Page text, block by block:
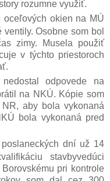
rozumne využiť.
oceľových okien na MÚ
Osobne som bol
zimy. Musela použiť
v týchto priestoroch
odpovede na
na NKÚ. Kópie som
aby bola vykonaná
bola vykonaná pred
dní už 14
stavbyvedúci
pri kontrole